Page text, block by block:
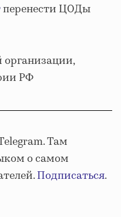
перенести ЦОДы
организации,
РФ
Там
о самом
Подписаться.